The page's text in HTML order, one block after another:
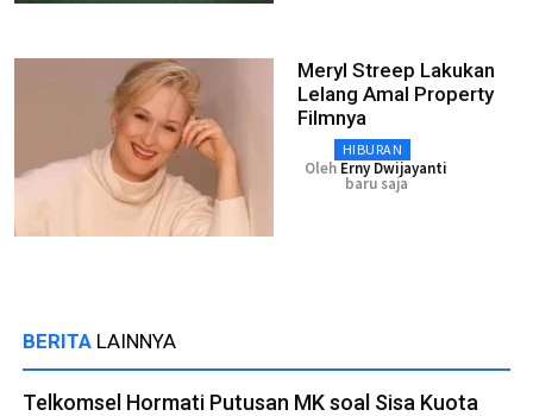
Meryl Streep Lakukan
Lelang Amal Property
Filmnya
HIBURAN
Oleh Erny Dwijayanti
baru saja
BERITA LAINNYA
Telkomsel Hormati Putusan MK soal Sisa Kuota